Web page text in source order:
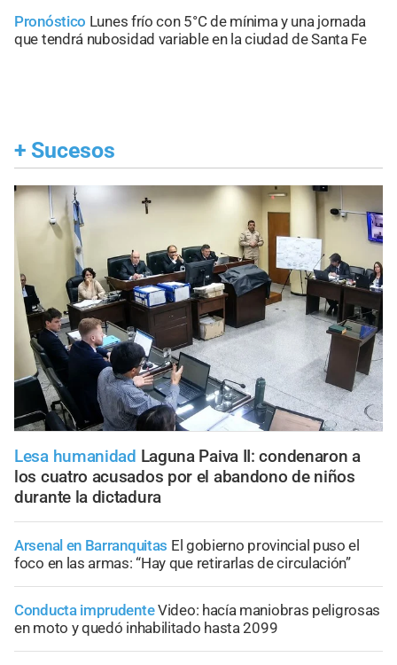
Pronóstico Lunes frío con 5°C de mínima y una jornada
que tendrá nubosidad variable en la ciudad de Santa Fe
+ Sucesos
Lesa humanidad Laguna Paiva II: condenaron a
los cuatro acusados por el abandono de niños
durante la dictadura
Arsenal en Barranquitas El gobierno provincial puso el
foco en las armas: “Hay que retirarlas de circulación”
Conducta imprudenteVideo: hacía maniobras peligrosas
en moto y quedó inhabilitado hasta 2099